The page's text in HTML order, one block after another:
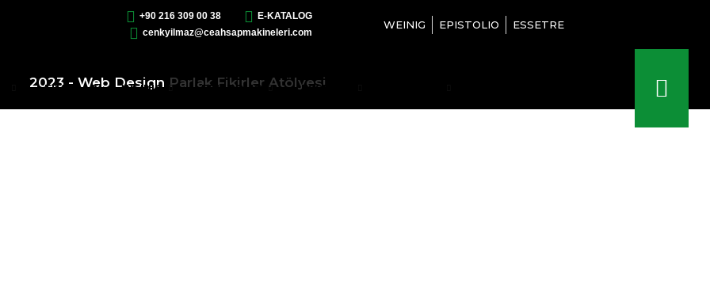
+90 216 309 00 38
E-KATALOG
cenkyilmaz@ceahsapmakineleri.com
WEINIG EPISTOLIO ESSETRE
FUARLAR WEINIG EPISTOLIO ESSETRE
2023 - Web Design Parlak Fikirler Atölyesi